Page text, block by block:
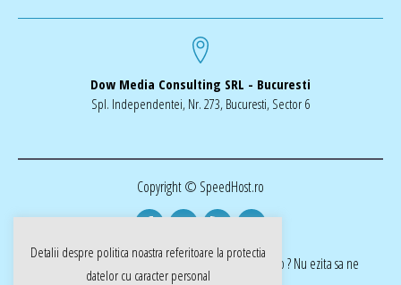
Dow Media Consulting SRL - Bucuresti
Spl. Independentei, Nr. 273, Bucuresti, Sector 6
Copyright © SpeedHost.ro
realizat de Dow Media | ai nevoie de o pagina web ? Nu ezita sa ne
Detalii despre politica noastra referitoare la protectia
datelor cu caracter personal